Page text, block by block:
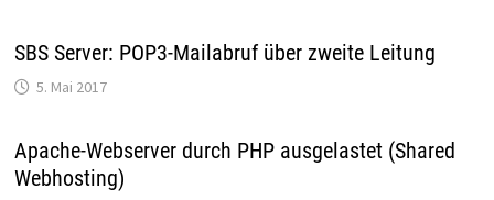
SBS Server: POP3-Mailabruf über zweite Leitung
5. Mai 2017
Apache-Webserver durch PHP ausgelastet (Shared
Webhosting)